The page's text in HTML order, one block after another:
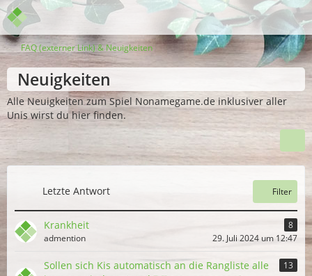
FAQ (externer Link) & Neuigkeiten
Neuigkeiten
Alle Neuigkeiten zum Spiel Nonamegame.de inklusiver aller
Unis wirst du hier finden.
Letzte Antwort Filter
Krankheit
8
admention
29. Juli 2024 um 12:47
Sollen sich Kis automatisch an die Rangliste alle
13